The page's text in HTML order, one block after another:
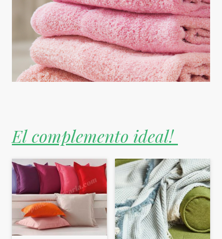
El complemento ideal!